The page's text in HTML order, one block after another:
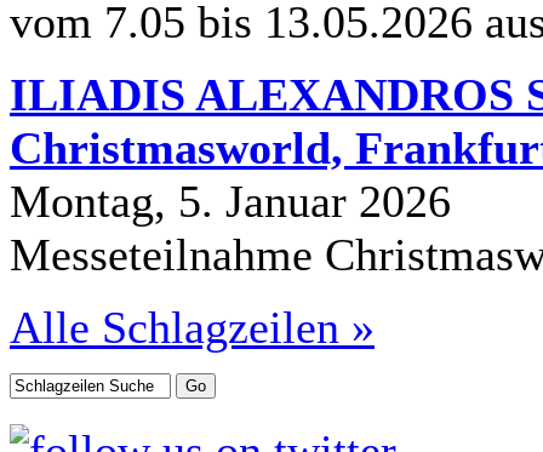
vom 7.05 bis 13.05.2026
ILIADIS ALEXANDROS
Christmasworld,
Montag, 5. Januar 2026
Messeteilnahme
Alle Schlagzeilen »